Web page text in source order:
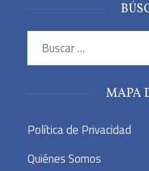
Buscar:
MAPA
Política de Privacidad
Quiénes Somos